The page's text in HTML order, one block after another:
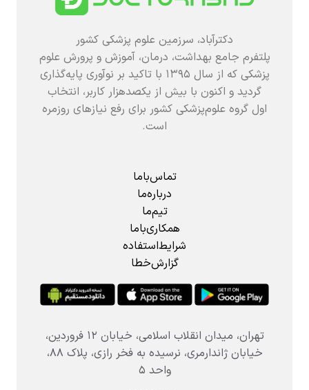
دکترآباد، سرزمین علوم پزشکی کشور
پلتفرم جامع بهداشت، درمان، آموزش و پرورش علوم
پزشکی که از سال ۱۳۹۵ با تاکید بر نوآوری پایه‌گذاری
گردید و اکنون با بیش از یکصدهزار کاربر، انتخاب
اول گروه علوم‌پزشکی کشور برای رفع نیازهای روزمره
است.
تماس‌باما
درباره‌ما
تیم‌ما
همکاری‌باما
شرایط‌استفاده
گزارش‌خطا
تهران، میدان انقلاب اسلامی، خیابان ۱۲ فروردین،
خیابان ژاندارمری، نرسیده به فخر رازی، پلاک ۸۸،
واحد ۵